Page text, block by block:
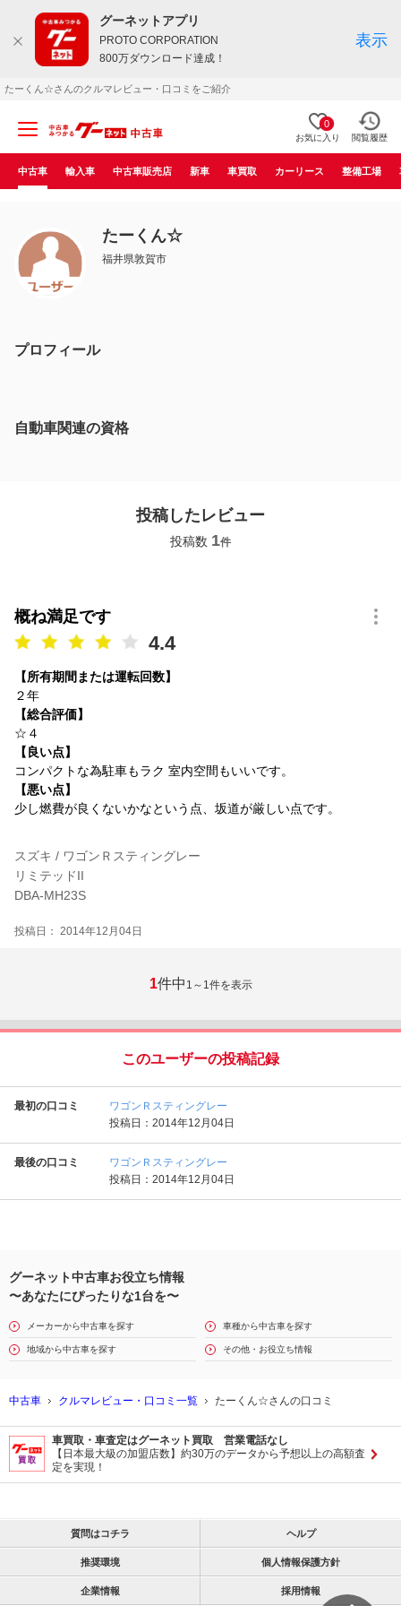
グーネットアプリ
PROTO CORPORATION
800万ダウンロード達成！
表示
たーくん☆さんのクルマレビュー・口コミをご紹介
0
お気に入り 閲覧履歴
中古車 輸入車 中古車販売店 新車 車買取 カーリース 整備工場
たーくん☆
福井県敦賀市
プロフィール
自動車関連の資格
投稿したレビュー
投稿数 1件
概ね満足です
4.4
【所有期間または運転回数】
２年
【総合評価】
☆４
【良い点】
コンパクトな為駐車もラク 室内空間もいいです。
【悪い点】
少し燃費が良くないかなという点、坂道が厳しい点です。
スズキ / ワゴンＲスティングレー
リミテッドII
DBA-MH23S
投稿日： 2014年12月04日
1件中 1～1件を表示
このユーザーの投稿記録
最初の口コミ
ワゴンＲスティングレー
投稿日：2014年12月04日
最後の口コミ
ワゴンＲスティングレー
投稿日：2014年12月04日
グーネット中古車お役立ち情報
〜あなたにぴったりな1台を〜
メーカーから中古車を探す 車種から中古車を探す
地域から中古車を探す その他・お役立ち情報
中古車 クルマレビュー・口コミ一覧 たーくん☆さんの口コミ
車買取・車査定はグーネット買取 営業電話なし
【日本最大級の加盟店数】約30万のデータから予想以上の高額査
定を実現！
質問はコチラ ヘルプ
推奨環境 個人情報保護方針
企業情報 採用情報